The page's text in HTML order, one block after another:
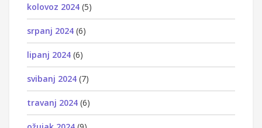
kolovoz 2024 (5)
srpanj 2024 (6)
lipanj 2024 (6)
svibanj 2024 (7)
travanj 2024 (6)